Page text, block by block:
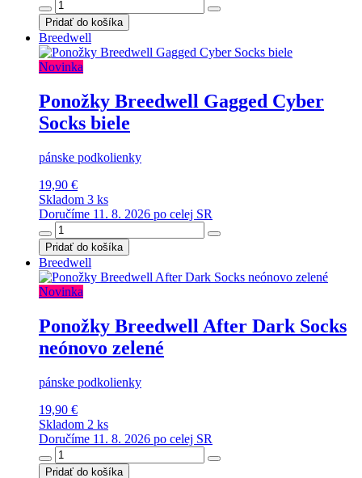
Pridať do košíka
Breedwell
Novinka
Ponožky Breedwell Gagged Cyber
Socks biele
pánske podkolienky
19,90 €
Skladom 3 ks
Doručíme 11. 8. 2026 po celej SR
Pridať do košíka
Breedwell
Novinka
Ponožky Breedwell After Dark Socks
neónovo zelené
pánske podkolienky
19,90 €
Skladom 2 ks
Doručíme 11. 8. 2026 po celej SR
Pridať do košíka